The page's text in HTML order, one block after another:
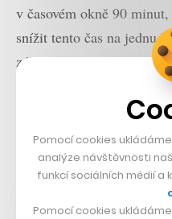
v časovém okně 90
snížit tento čas na jednu
zákazník zaplatit předem
e-shopu, případně pak u
dispozici terminál a
Nastartujte svou kariéru
Více na CzechCrunch Jobs
Pomocí cookies
analýze návštěvnosti
funkcí sociálních médií a
Pomocí cookies